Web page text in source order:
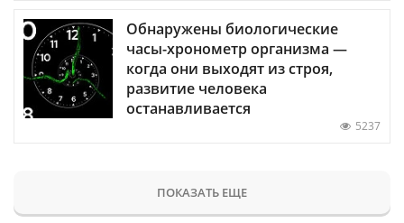
Обнаружены биологические
часы-хронометр организма —
когда они выходят из строя,
развитие человека
останавливается
5237
ПОКАЗАТЬ ЕЩЕ